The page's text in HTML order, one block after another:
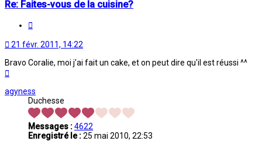
Re: Faites-vous de la cuisine?
21 févr. 2011, 14:22
Bravo Coralie, moi j'ai fait un cake, et on peut dire qu'il est réussi ^^
agyness
Duchesse
Messages :4622
Enregistré le :25 mai 2010, 22:53